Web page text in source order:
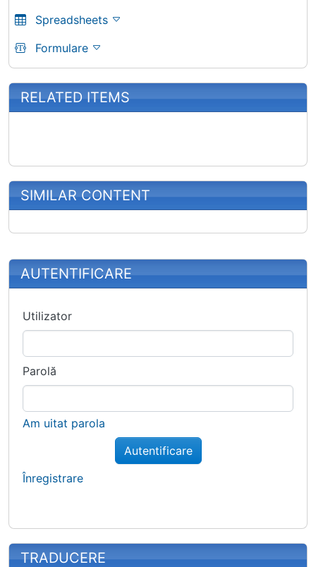
Spreadsheets
Formulare
RELATED ITEMS
SIMILAR CONTENT
More content and functionality
AUTENTIFICARE
Utilizator
Parolă
Am uitat parola
Autentificare
Înregistrare
TRADUCERE